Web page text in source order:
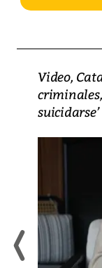
Video,
suicidarse’